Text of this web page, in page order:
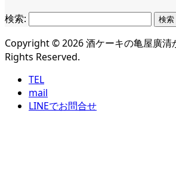
検索:
Copyright ©2026酒ケーキの亀屋廣清
Rights Reserved.
TEL
mail
LINEでお問合せ